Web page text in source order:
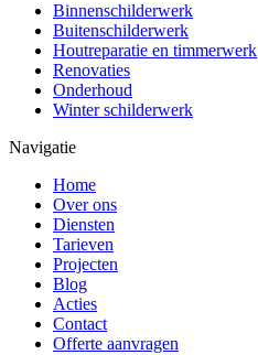
Binnenschilderwerk
Buitenschilderwerk
Houtreparatie en timmerwerk
Renovaties
Onderhoud
Winter schilderwerk
Navigatie
Home
Over ons
Diensten
Tarieven
Projecten
Blog
Acties
Contact
Offerte aanvragen